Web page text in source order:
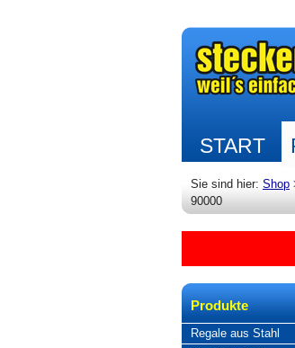
START
Sie sind hier: Shop
90000
Produkte
Regale aus Stahl